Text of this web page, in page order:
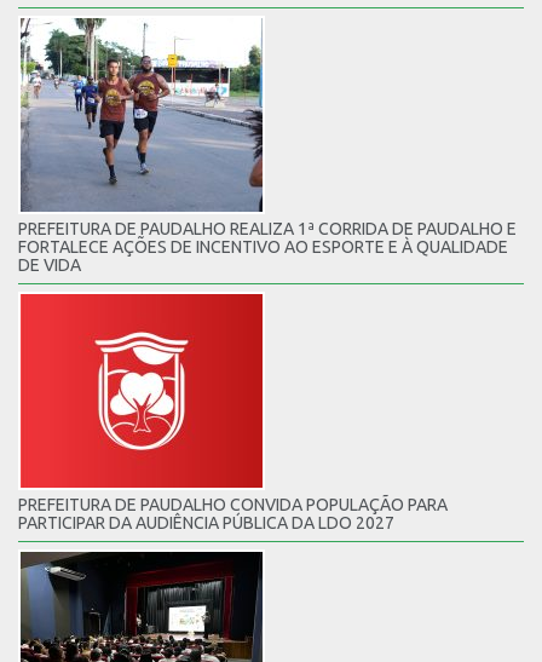
PREFEITURA DE PAUDALHO REALIZA 1ª CORRIDA DE PAUDALHO E
FORTALECE AÇÕES DE INCENTIVO AO ESPORTE E À QUALIDADE
DE VIDA
PREFEITURA DE PAUDALHO CONVIDA POPULAÇÃO PARA
PARTICIPAR DA AUDIÊNCIA PÚBLICA DA LDO 2027